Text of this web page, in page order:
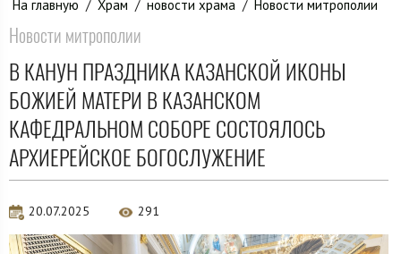
На главную / Храм / новости храма / Новости митрополии
Новости митрополии
В КАНУН ПРАЗДНИКА КАЗАНСКОЙ ИКОНЫ
БОЖИЕЙ МАТЕРИ В КАЗАНСКОМ
КАФЕДРАЛЬНОМ СОБОРЕ СОСТОЯЛОСЬ
АРХИЕРЕЙСКОЕ БОГОСЛУЖЕНИЕ
20.07.2025 291